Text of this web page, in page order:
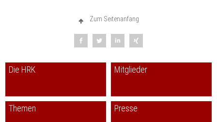
Zum Seitenanfang
Die HRK Mitglieder
Themen Presse